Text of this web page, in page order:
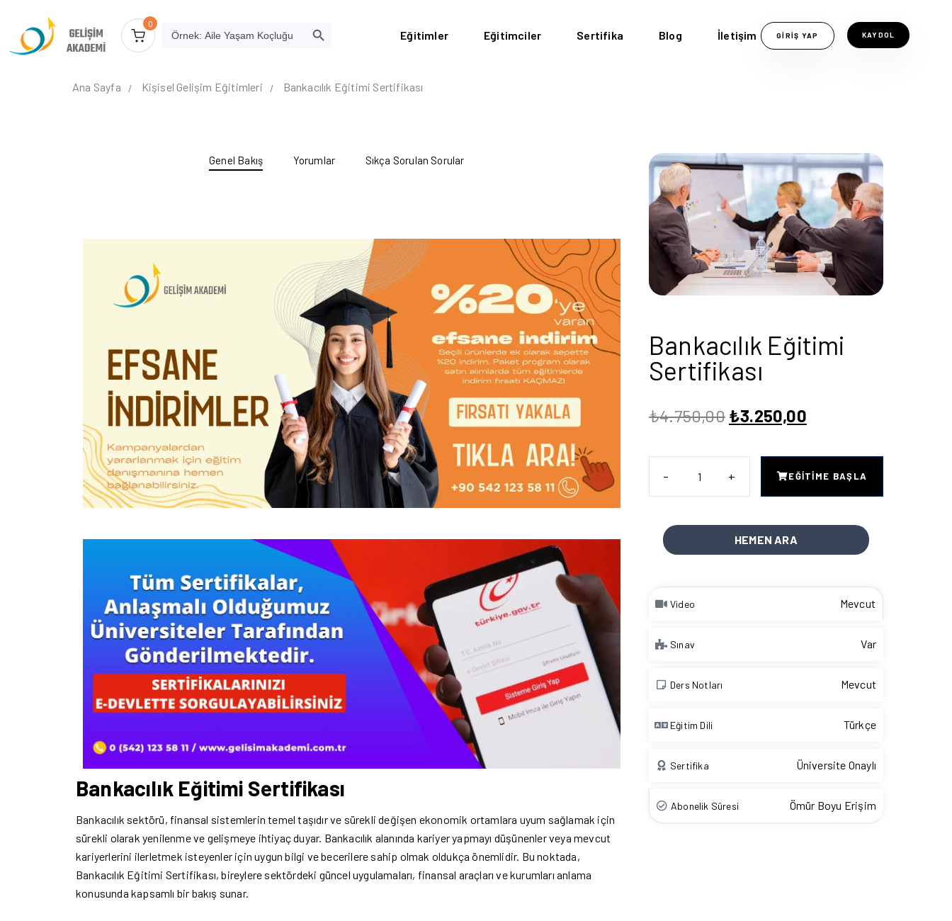
0
Search
for:
Eğitimler
Eğitimciler Sertifika Blog İletişim GIRIŞ YAP KAYDOL
Ana Sayfa Kişisel Gelişim Eğitimleri Bankacılık Eğitimi Sertifikası
Genel Bakış Yorumlar Sıkça Sorulan Sorular
Bankacılık Eğitimi Sertifikası
Bankacılık sektörü, finansal sistemlerin temel taşıdır ve sürekli değişen ekonomik ortamlara uyum sağlamak için
sürekli olarak yenilenme ve gelişmeye ihtiyaç duyar. Bankacılık alanında kariyer yapmayı düşünenler veya mevcut
kariyerlerini ilerletmek isteyenler için uygun bilgi ve becerilere sahip olmak oldukça önemlidir. Bu noktada,
Bankacılık Eğitimi Sertifikası, bireylere sektördeki güncel uygulamaları, finansal araçları ve kurumları anlama
konusunda kapsamlı bir bakış sunar.
Bankacılık Eğitimi
Sertifikası
₺4.750,00 ₺3.250,00
EĞITIME BAŞLA
HEMEN ARA
Video Mevcut
Sınav Var
Ders Notları Mevcut
Eğitim Dili Türkçe
Sertifika Üniversite Onaylı
Abonelik Süresi Ömür Boyu Erişim